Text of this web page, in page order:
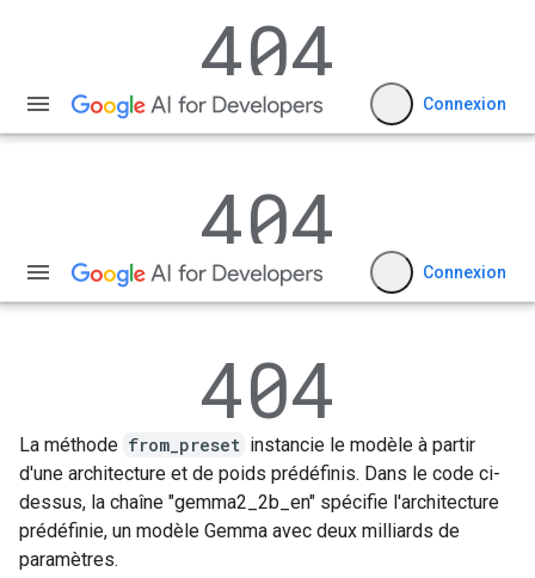
La méthode from_preset instancie le modèle à partir
d'une architecture et de poids prédéfinis. Dans le code ci-
dessus, la chaîne "gemma2_2b_en" spécifie l'architecture
prédéfinie, un modèle Gemma avec deux milliards de
paramètres.